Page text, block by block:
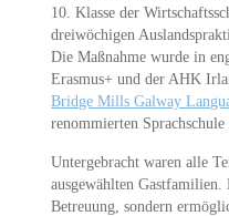
10. Klasse der
dreiwöchigen
Die Maßnahme wurde in
Erasmus+ und der AHK
Bridge Mills Galway
renommierten
Untergebracht waren alle
ausgewählten
Betreuung, sondern